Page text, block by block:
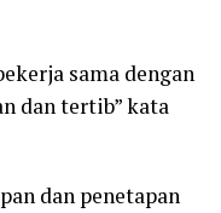
sama dengan
dan tertib” kata
dan penetapan